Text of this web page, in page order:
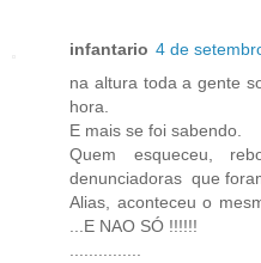
infantario 4 de
na altura toda a gente
hora.
E mais se foi sabendo.
Quem esqueceu,
denunciadoras que
Alias, aconteceu o
...E NAO SÓ !!!!!!